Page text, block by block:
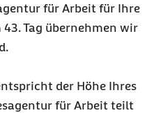
für Arbeit für Ihre
Tag übernehmen wir
der Höhe Ihres
für Arbeit teilt